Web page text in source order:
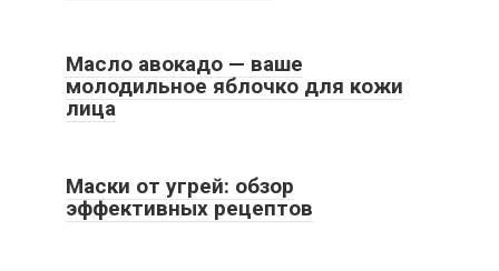
Масло авокадо — ваше
молодильное яблочко для кожи
лица
Маски от угрей: обзор
эффективных рецептов